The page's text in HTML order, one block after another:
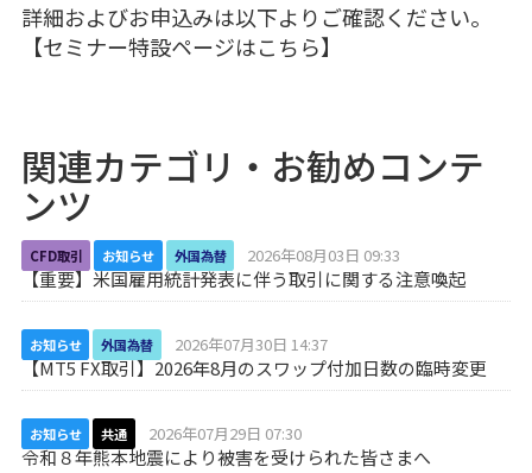
詳細およびお申込みは以下よりご確認ください。
【セミナー特設ページはこちら】
関連カテゴリ・お勧めコンテ
ンツ
CFD取引 お知らせ 外国為替 2026年08月03日 09:33
【重要】米国雇用統計発表に伴う取引に関する注意喚起
お知らせ 外国為替 2026年07月30日 14:37
【MT5 FX取引】2026年8月のスワップ付加日数の臨時変更
お知らせ 共通 2026年07月29日 07:30
令和８年熊本地震により被害を受けられた皆さまへ